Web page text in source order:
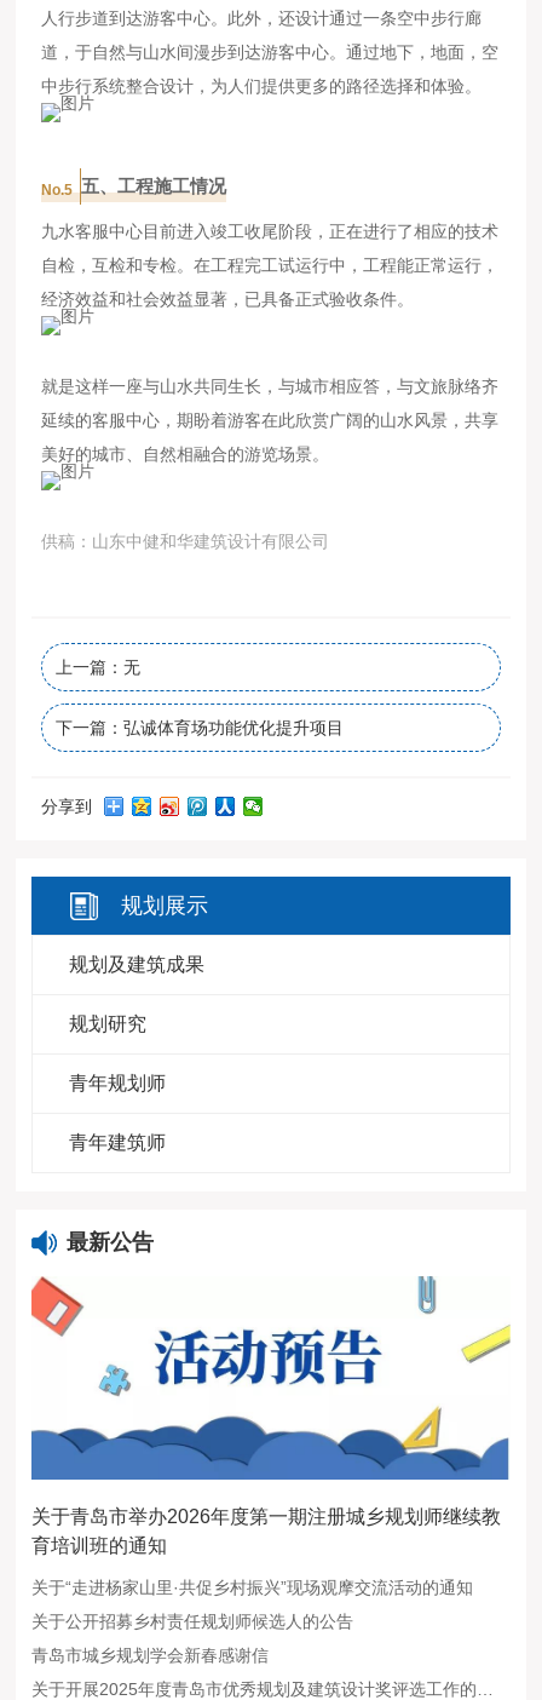
人行步道到达游客中心。此外，还设计通过一条空中步行廊
道，于自然与山水间漫步到达游客中心。通过地下，地面，空
中步行系统整合设计，为人们提供更多的路径选择和体验。
No.5 五、工程施工情况
九水客服中心目前进入竣工收尾阶段，正在进行了相应的技术
自检，互检和专检。在工程完工试运行中，工程能正常运行，
经济效益和社会效益显著，已具备正式验收条件。
就是这样一座与山水共同生长，与城市相应答，与文旅脉络齐
延续的客服中心，期盼着游客在此欣赏广阔的山水风景，共享
美好的城市、自然相融合的游览场景。
供稿：山东中健和华建筑设计有限公司
上一篇：无
下一篇：弘诚体育场功能优化提升项目
分享到
规划展示
规划及建筑成果
规划研究
青年规划师
青年建筑师
最新公告
关于青岛市举办2026年度第一期注册城乡规划师继续教
育培训班的通知
关于“走进杨家山里·共促乡村振兴”现场观摩交流活动的通知
关于公开招募乡村责任规划师候选人的公告
青岛市城乡规划学会新春感谢信